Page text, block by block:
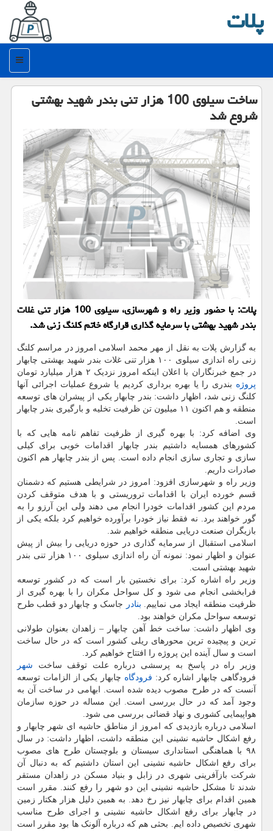
پلات
منو
ساخت سیلوی 100 هزار تنی بندر شهید بهشتی
شروع شد
پلات: با حضور وزیر راه و شهرسازی، سیلوی 100 هزار تنی غلات
بندر شهید بهشتی با سرمایه گذاری قرارگاه خاتم كلنگ زنی شد.
به گزارش پلات به نقل از مهر محمد اسلامی امروز در مراسم کلنگ
زنی راه اندازی سیلوی ۱۰۰ هزار تنی غلات بندر شهید بهشتی چابهار
در جمع خبرنگاران با اعلان اینکه امروز نزدیک ۲ هزار میلیارد تومان
پروژه بندری را یا بهره برداری کردیم یا شروع عملیات اجرائی آنها
کلنگ زنی شد، اظهار داشت: بندر چابهار یکی از پیشران های توسعه
منطقه و هم اکنون ۱۱ میلیون تن ظرفیت تخلیه و بارگیری بندر چابهار
است.
وی اضافه کرد: با بهره گیری از ظرفیت تفاهم نامه هایی که با
کشورهای همسایه داشتیم بندر چابهار اقدامات خوبی برای کیلی
سازی و تجاری سازی انجام داده است. پس از بندر چابهار هم اکنون
صادرات داریم.
وزیر راه و شهرسازی افزود: امروز در شرایطی هستیم که دشمنان
قسم خورده ایران با اقدامات تروریستی و با هدف متوقف کردن
مردم این کشور اقدامات خودرا انجام می دهند ولی این آرزو را به
گور خواهند برد. نه فقط نیاز خودرا برآورده خواهیم کرد بلکه یکی از
بازیگران صنعت دریایی منطقه خواهیم شد.
اسلامی استقبال از سرمایه گذاری در حوزه دریایی را بیش از پیش
عنوان و اظهار نمود: نمونه آن راه اندازی سیلوی ۱۰۰ هزار تنی بندر
شهید بهشتی است.
وزیر راه اشاره کرد: برای نخستین بار است که در کشور توسعه
فرابخشی انجام می شود و کل سواحل مکران را با بهره گیری از
ظرفیت منطقه ایجاد می نماییم. بنادر
جاسک و چابهار دو قطب طرح
توسعه سواحل مکران خواهند بود.
وی اظهار داشت: ساخت خط آهن چابهار – زاهدان بعنوان طولانی
ترین و پیچیده ترین محورهای ریلی کشور است که در حال ساخت
است و سال آینده این پروژه را افتتاح خواهیم کرد.
وزیر راه در پاسخ به پرسشی درباره علت توقف ساخت شهر
فرودگاهی چابهار اشاره کرد: فرودگاه چابهار یکی از الزامات توسعه
آنست که در طرح مصوب دیده شده است. ابهامی در ساخت آن به
وجود آمد که در حال بررسی است. این مساله در حوزه سازمان
هواپیمایی کشوری و نهاد قضائی بررسی می شود.
اسلامی درباره بازدیدی که امروز از مناطق حاشیه ای شهر چابهار و
رفع اشکال حاشیه نشینی این منطقه داشت، اظهار داشت: در سال
۹۸ با هماهنگی استانداری سیستان و بلوچستان طرح های مصوب
برای رفع اشکال حاشیه نشینی این استان داشتیم که به دنبال آن
شرکت بازآفرینی شهری در زابل و بنیاد مسکن در زاهدان مستقر
شدند تا مشکل حاشیه نشینی این دو شهر را رفع کنند. مقرر است
همین اقدام برای چابهار نیز رخ دهد. به همین دلیل هزار هکتار زمین
در چابهار برای رفع اشکال حاشیه نشینی و اجرای طرح مناسب
شهری تخصیص داده ایم. بحثی هم که درباره آلونک ها بود مقرر است